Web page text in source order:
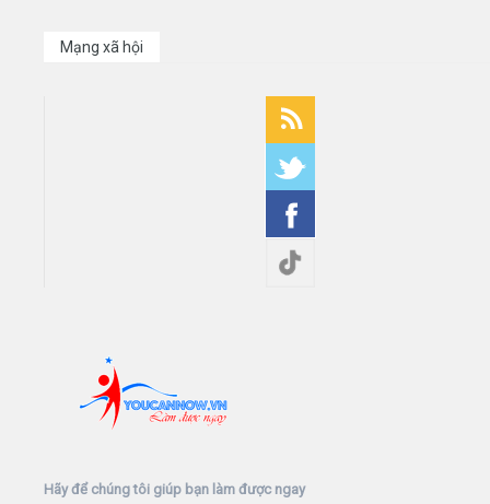
Mạng xã hội
Hãy để chúng tôi giúp bạn làm được ngay